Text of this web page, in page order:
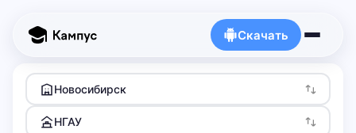
Скачать
Новосибирск
НГАУ